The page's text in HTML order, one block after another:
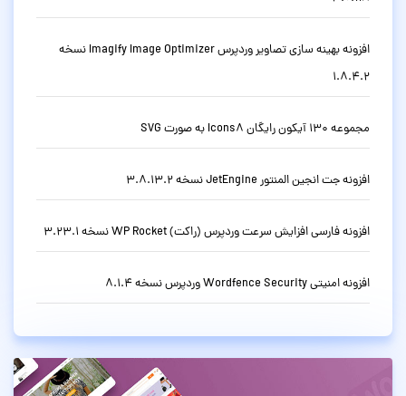
افزونه بهینه سازی تصاویر وردپرس Imagify Image Optimizer نسخه
1.8.4.2
مجموعه 130 آیکون رایگان Icons8 به صورت SVG
افزونه جت انجین المنتور JetEngine نسخه 3.8.13.2
افزونه فارسی افزایش سرعت وردپرس (راکت) WP Rocket نسخه 3.23.1
افزونه امنیتی Wordfence Security وردپرس نسخه 8.1.4